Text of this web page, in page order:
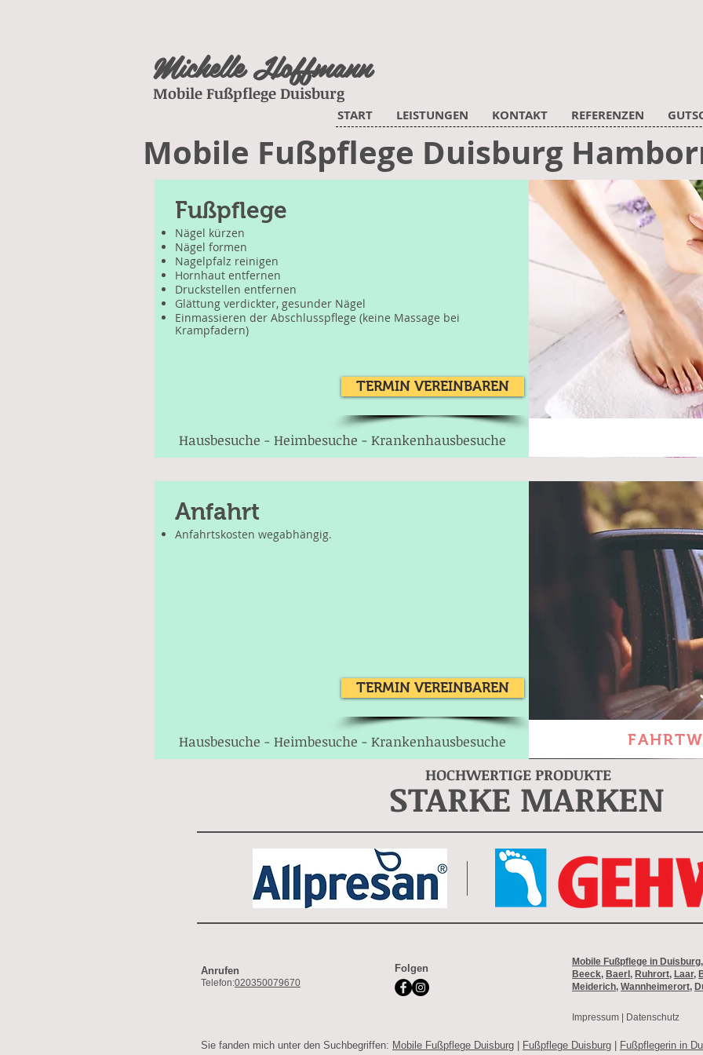
Michelle Hoffmann
Mobile Fußpflege Duisburg
START LEISTUNGEN KONTAKT REFERENZEN
Mobile Fußpflege Duisburg
Fußpflege
Nägel kürzen
Nägel formen
Nagelpfalz reinigen
Hornhaut entfernen
Druckstellen entfernen
Glättung verdickter, gesunder Nägel
Einmassieren der Abschlusspflege (keine Massage bei
Krampfadern)
TERMIN VEREINBAREN
Hausbesuche - Heimbesuche - Krankenhausbesuche
Anfahrt
Anfahrtskosten wegabhängig.
TERMIN VEREINBAREN
Hausbesuche - Heimbesuche - Krankenhausbesuche
STARKE MARKEN
HOCHWERTIGE PRODUKTE
Folgen
Anrufen
Telefon:020350079670
Impressum Datenschutz
Mobile Fußpflege in Duisburg
Beeck, Baerl , Ruhrort, Laar,
Meiderich, Wannheimerort,
Sie fanden mich unter den Suchbegriffen: Mobile Fußpflege Duisburg Fußpflege Duisburg
Fußpflegerin in